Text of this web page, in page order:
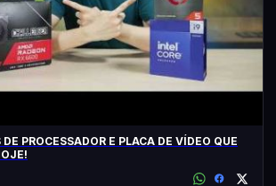
PROCESSADOR E PLACA DE VÍDEO QUE